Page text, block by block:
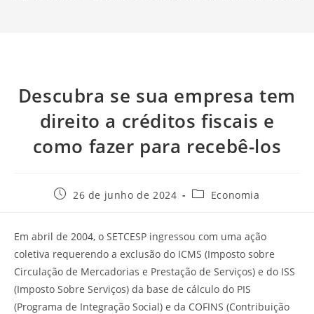
Descubra se sua empresa tem
direito a créditos fiscais e
como fazer para recebê-los
26 de junho de 2024 Economia
Em abril de 2004, o SETCESP ingressou com uma ação
coletiva requerendo a exclusão do ICMS (Imposto sobre
Circulação de Mercadorias e Prestação de Serviços) e do ISS
(Imposto Sobre Serviços) da base de cálculo do PIS
(Programa de Integração Social) e da COFINS (Contribuição